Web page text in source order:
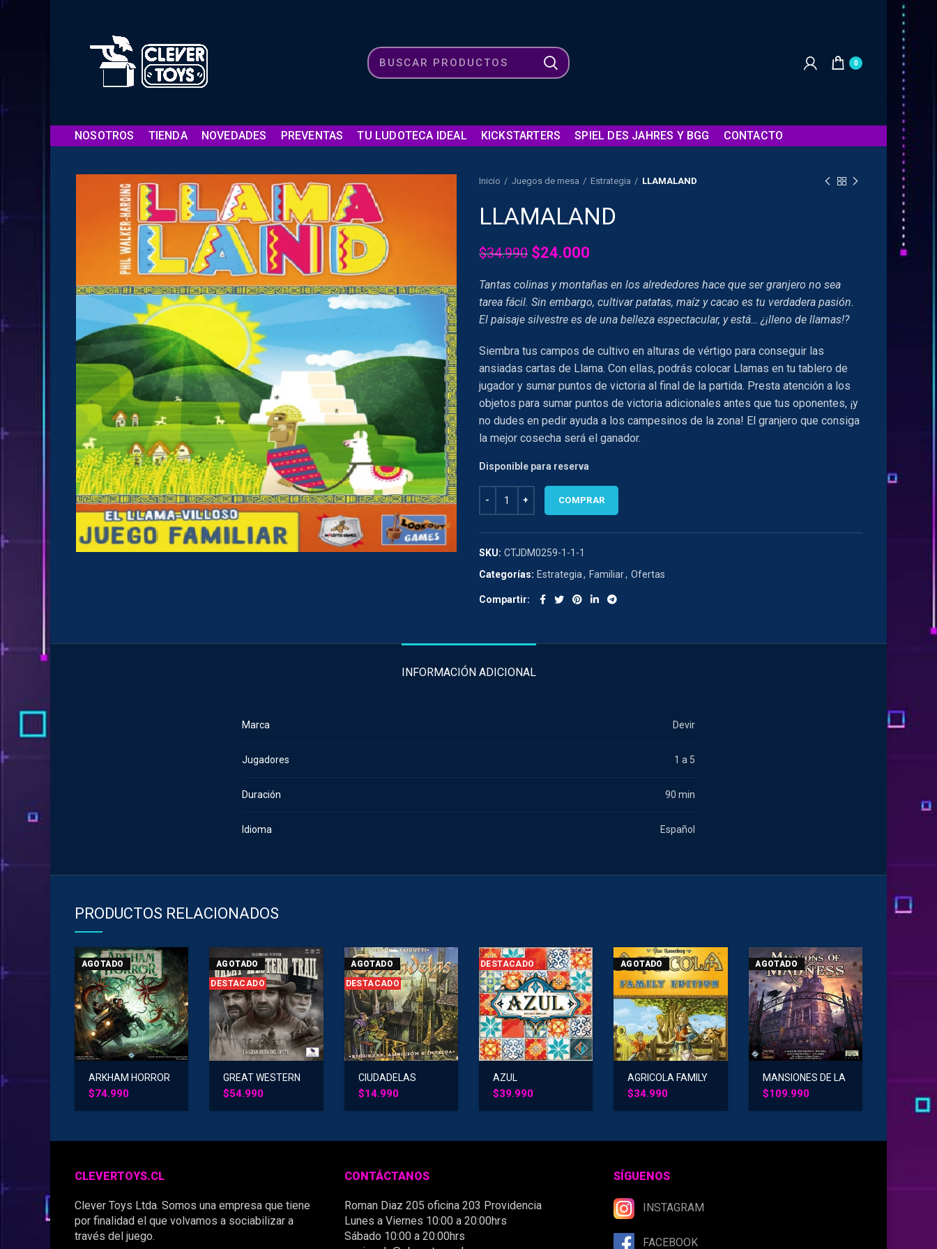
0
NOSOTROS TIENDA NOVEDADES PREVENTAS TU LUDOTECA IDEAL KICKSTARTERS SPIEL DES JAHRES Y BGG CONTACTO
Inicio Juegos de mesa Estrategia LLAMALAND
LLAMALAND
$34.990 El
original
era:
$34.990.
$24.000
actual
es:
$24.000.
Tantas colinas y montañas en los alrededores hace que ser granjero no sea
tarea fácil. Sin embargo, cultivar patatas, maíz y cacao es tu verdadera pasión.
El paisaje silvestre es de una belleza espectacular, y está… ¿¡lleno de llamas!?
Siembra tus campos de cultivo en alturas de vértigo para conseguir las
ansiadas cartas de Llama. Con ellas, podrás colocar Llamas en tu tablero de
jugador y sumar puntos de victoria al final de la partida. Presta atención a los
objetos para sumar puntos de victoria adicionales antes que tus oponentes, ¡y
no dudes en pedir ayuda a los campesinos de la zona! El granjero que consiga
la mejor cosecha será el ganador.
Disponible para reserva
COMPRAR
SKU: CTJDM0259-1-1-1
Categorías: Estrategia, Familiar, Ofertas
Compartir
INFORMACIÓN ADICIONAL
Marca Devir
Jugadores 1 a 5
Duración 90 min
Idioma Español
PRODUCTOS RELACIONADOS
AGOTADO
ARKHAM HORROR
$74.990
AGOTADO
DESTACADO
GREAT WESTERN
TRAIL
$54.990
AGOTADO
DESTACADO
CIUDADELAS
CLASICO
$14.990
DESTACADO
AZUL
$39.990
AGOTADO
AGRICOLA FAMILY
EDITION
$34.990
AGOTADO
MANSIONES DE LA
LOCURA 2da ED
$109.990
CLEVERTOYS.CL
Clever Toys Ltda. Somos una empresa que tiene
por finalidad el que volvamos a sociabilizar a
través del juego.
CONTÁCTANOS
Roman Diaz 205 oficina 203 Providencia
Lunes a Viernes 10:00 a 20:00hrs
Sábado 10:00 a 20:00hrs
SÍGUENOS
INSTAGRAM
FACEBOOK